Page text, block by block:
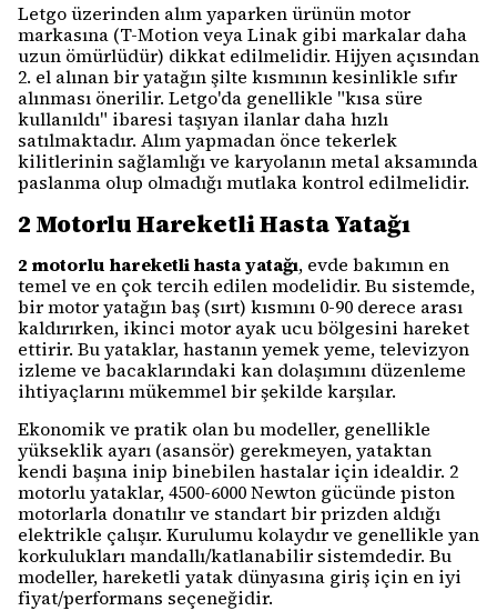
Letgo üzerinden alım yaparken ürünün motor
markasına (T-Motion veya Linak gibi markalar daha
uzun ömürlüdür) dikkat edilmelidir. Hijyen açısından
2. el alınan bir yatağın şilte kısmının kesinlikle sıfır
alınması önerilir. Letgo'da genellikle "kısa süre
kullanıldı" ibaresi taşıyan ilanlar daha hızlı
satılmaktadır. Alım yapmadan önce tekerlek
kilitlerinin sağlamlığı ve karyolanın metal aksamında
paslanma olup olmadığı mutlaka kontrol edilmelidir.
2 Motorlu Hareketli Hasta Yatağı
2 motorlu hareketli hasta yatağı, evde bakımın en
temel ve en çok tercih edilen modelidir. Bu sistemde,
bir motor yatağın baş (sırt) kısmını 0-90 derece arası
kaldırırken, ikinci motor ayak ucu bölgesini hareket
ettirir. Bu yataklar, hastanın yemek yeme, televizyon
izleme ve bacaklarındaki kan dolaşımını düzenleme
ihtiyaçlarını mükemmel bir şekilde karşılar.
Ekonomik ve pratik olan bu modeller, genellikle
yükseklik ayarı (asansör) gerekmeyen, yataktan
kendi başına inip binebilen hastalar için idealdir. 2
motorlu yataklar, 4500-6000 Newton gücünde piston
motorlarla donatılır ve standart bir prizden aldığı
elektrikle çalışır. Kurulumu kolaydır ve genellikle yan
korkulukları mandallı/katlanabilir sistemdedir. Bu
modeller, hareketli yatak dünyasına giriş için en iyi
fiyat/performans seçeneğidir.